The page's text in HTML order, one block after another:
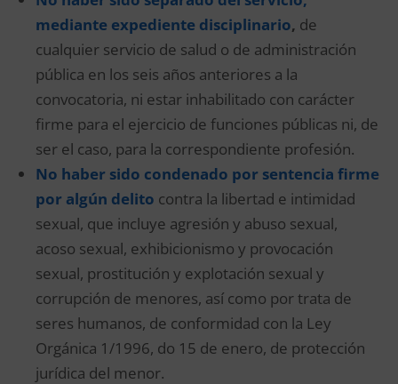
mediante expediente disciplinario, de
cualquier servicio de salud o de administración
pública en los seis años anteriores a la
convocatoria, ni estar inhabilitado con carácter
firme para el ejercicio de funciones públicas ni, de
ser el caso, para la correspondiente profesión.
No haber sido condenado por sentencia firme
por algún delito contra la libertad e intimidad
sexual, que incluye agresión y abuso sexual,
acoso sexual, exhibicionismo y provocación
sexual, prostitución y explotación sexual y
corrupción de menores, así como por trata de
seres humanos, de conformidad con la Ley
Orgánica 1/1996, do 15 de enero, de protección
jurídica del menor.